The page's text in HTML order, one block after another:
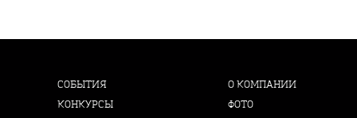
СОБЫТИЯ
КОНКУРСЫ
О КОМПАНИИ
ФОТО